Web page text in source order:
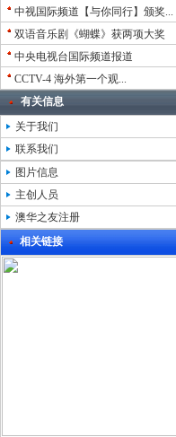
中视国际频道【与你同行】颁奖...
双语音乐剧《蝴蝶》获两项大奖
中央电视台国际频道报道
CCTV-4 海外第一个观...
有关信息
关于我们
联系我们
图片信息
主创人员
澳华之友注册
相关链接